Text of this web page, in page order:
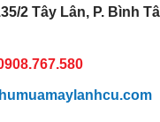
2 Tây Lân, P. Bình